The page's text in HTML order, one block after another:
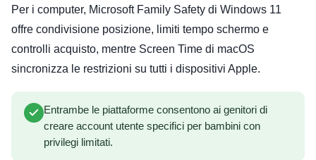
Per i computer, Microsoft Family Safety di Windows 11
offre condivisione posizione, limiti tempo schermo e
controlli acquisto, mentre Screen Time di macOS
sincronizza le restrizioni su tutti i dispositivi Apple.
Entrambe le piattaforme consentono ai genitori di
creare account utente specifici per bambini con
privilegi limitati.